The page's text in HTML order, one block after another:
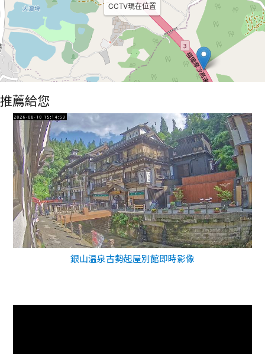
CCTV現在位置
推薦給您
銀山温泉古勢起屋別館即時影像